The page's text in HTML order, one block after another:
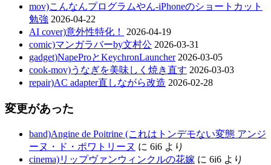
mov)こんなんプログラムやん-iPhoneのショートカット
勉強 2026-04-22
AI cover)意外性特化！
2026-04-19
comic)マンガラバーby文村公 2026-03-31
gadget)NapeProとKeychronLauncher 2026-03-05
cook-mov)うなぎを美味しく焼き直す 2026-03-03
repair)AC adapter直しながら改造 2026-02-28
変更があった
band)Angine de Poitrine (これはトンデモない変態 アンジ
ーヌ・ド・ポワトリーヌ に 6i6 より
cinema)リップヴァンウィンクルの花嫁 に 6i6 より